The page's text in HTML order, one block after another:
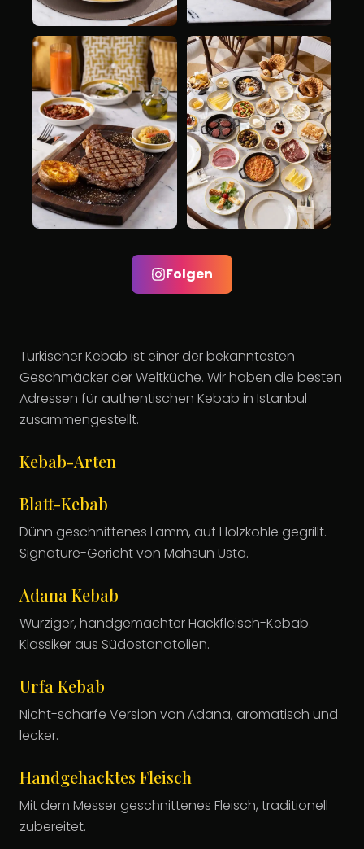
Folgen
Türkischer Kebab ist einer der bekanntesten
Geschmäcker der Weltküche. Wir haben die besten
Adressen für authentischen Kebab in Istanbul
zusammengestellt.
Kebab-Arten
Blatt-Kebab
Dünn geschnittenes Lamm, auf Holzkohle gegrillt.
Signature-Gericht von Mahsun Usta.
Adana Kebab
Würziger, handgemachter Hackfleisch-Kebab.
Klassiker aus Südostanatolien.
Urfa Kebab
Nicht-scharfe Version von Adana, aromatisch und
lecker.
Handgehacktes Fleisch
Mit dem Messer geschnittenes Fleisch, traditionell
zubereitet.